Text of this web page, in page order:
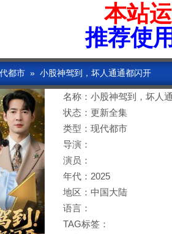
本站
推荐使
都市 » 小股神驾到，坏人通通都闪开
名称：小股神驾到，坏人
状态：更新全集
类型：现代都市
导演：
演员：
年代：2025
地区：中国大陆
语言：
TAG标签：